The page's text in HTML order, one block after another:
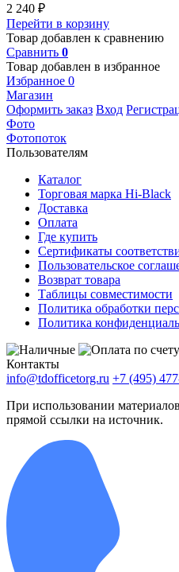
2 240 ₽
Перейти в корзину
Товар добавлен к сравнению
Сравнить 0
Товар добавлен в избранное
Избранное 0
Магазин
Оформить заказ Вход
Фото
Фотопоток
Пользователям
Каталог
Торговая марка Hi-Black
Доставка
Оплата
Где купить
Сертификаты
Пользовательское
Возврат товара
Таблицы совместимости
Политика обработки
Политика
Контакты
info@tdofficetorg.ru +7 (495)
При использовании
прямой ссылки на источник.